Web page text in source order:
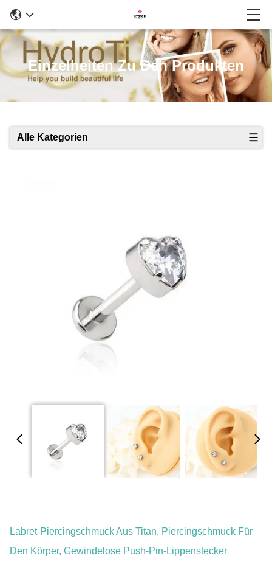
Einzelheiten Zu Den Produkten
Alle Kategorien
Labret-Piercingschmuck Aus Titan, Piercingschmuck Für
Den Körper, Gewindelose Push-Pin-Lippenstecker